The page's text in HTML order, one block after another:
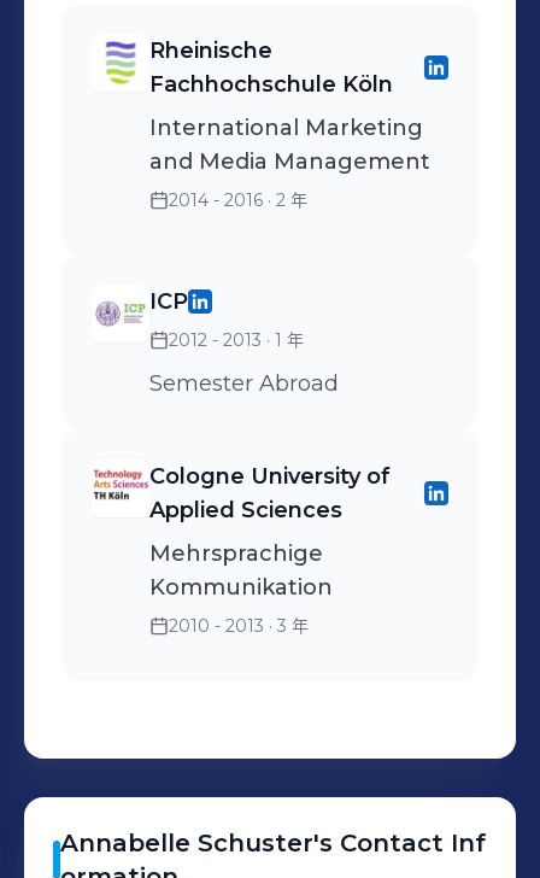
Rheinische
Fachhochschule Köln
International Marketing
and Media Management
2014 - 2016 · 2 年
ICP
2012 - 2013 · 1 年
Semester Abroad
Cologne University of
Applied Sciences
Mehrsprachige
Kommunikation
2010 - 2013 · 3 年
Annabelle Schuster's Contact Inf